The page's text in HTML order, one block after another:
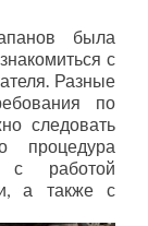
была
с
Разные
по
следовать
процедура
с работой
а также с